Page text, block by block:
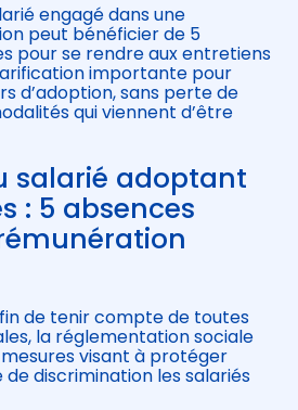
engagé dans une
peut bénéficier de 5
pour se rendre aux entretiens
importante pour
d’adoption, sans perte de
qui viennent d’être
salarié adoptant
: 5 absences
de tenir compte de toutes
la réglementation sociale
visant à protéger
discrimination les salariés